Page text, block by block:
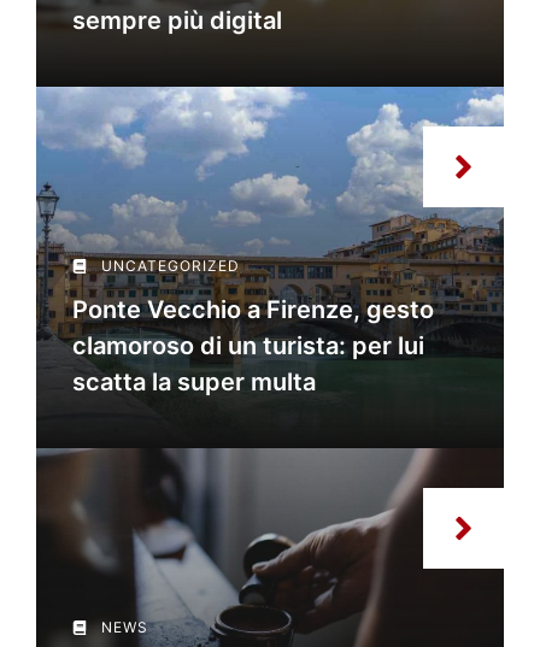
sempre più digital
UNCATEGORIZED
Ponte Vecchio a Firenze, gesto
clamoroso di un turista: per lui
scatta la super multa
NEWS